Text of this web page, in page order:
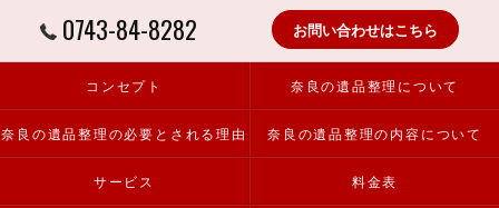
0743-84-8282 お問い合わせはこちら
コンセプト 奈良の遺品整理について
奈良の遺品整理の必要とされる理由 奈良の遺品整理の内容について
サービス 料金表